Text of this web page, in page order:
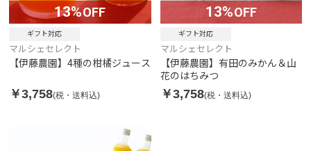
13%OFF
ギフト対応
マルシェセレクト
【伊藤農園】4種の柑橘ジュース
￥3,758(税・送料込)
13%OFF
ギフト対応
マルシェセレクト
【伊藤農園】有田のみかん＆山
花のはちみつ
￥3,758(税・送料込)